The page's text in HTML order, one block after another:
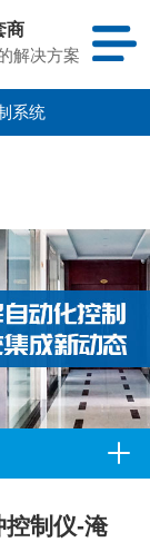
商
解决方案
系统
制仪-淹